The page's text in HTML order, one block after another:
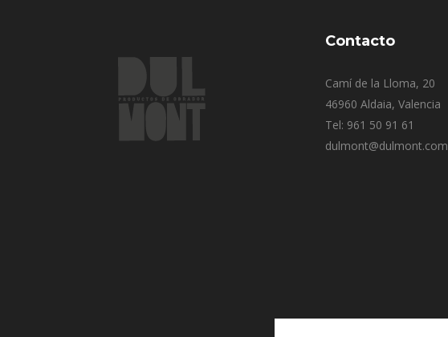
Contacto
Camí de la Lloma, 20
46960 Aldaia, Valencia
Tel: 961 50 91 61
dulmont@dulmont.com